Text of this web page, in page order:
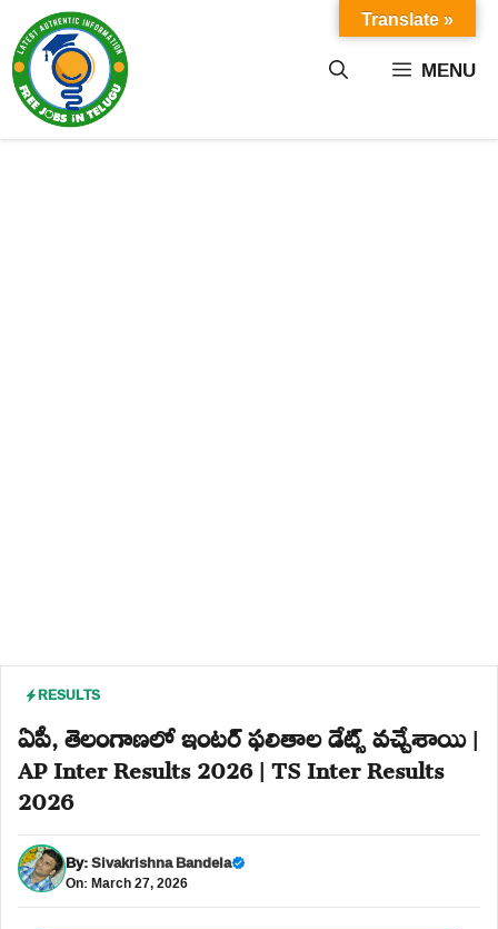
content MENU
RESULTS
ఏపీ, తెలంగాణలో ఇంటర్ ఫలితాల డేట్స్ వచ్చేశాయి |
AP Inter Results 2026 | TS Inter Results
2026
By:Sivakrishna Bandela
On: March 27, 2026
Translate »